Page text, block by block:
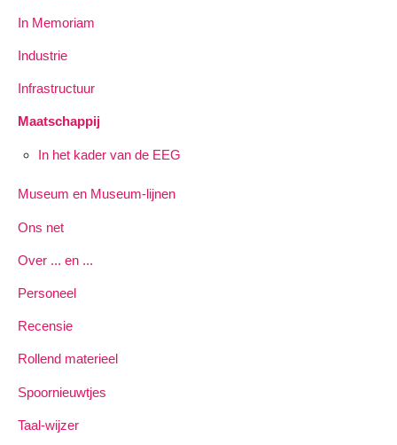
In Memoriam
Industrie
Infrastructuur
Maatschappij
In het kader van de EEG
Museum en Museum-lijnen
Ons net
Over ... en ...
Personeel
Recensie
Rollend materieel
Spoornieuwtjes
Taal-wijzer